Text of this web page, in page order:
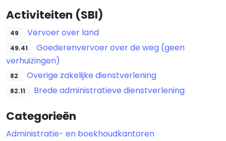
Activiteiten (SBI)
49 Vervoer over land
49.41
Goederenvervoer over de weg (geen
verhuizingen)
82 Overige zakelijke dienstverlening
82.11 Brede administratieve dienstverlening
Categorieën
Administratie- en boekhoudkantoren